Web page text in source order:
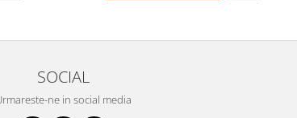
SOCIAL
ne in social media